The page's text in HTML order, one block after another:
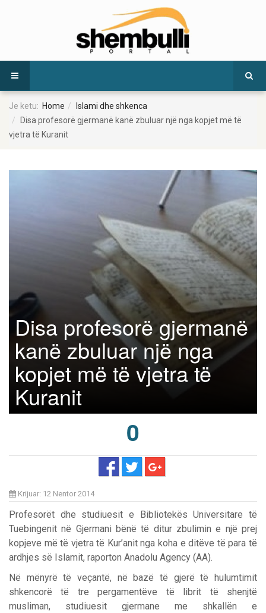
Je ketu: Home
Islami dhe shkenca
Disa profesorë gjermanë kanë zbuluar një nga kopjet më të
vjetra të Kuranit
Disa profesorë gjermanë
kanë zbuluar një nga
kopjet më të vjetra të
Kuranit
0
Krijuar: 12 Nentor 2014
Profesorët dhe studiuesit e Bibliotekës Universitare të
Tuebingenit në Gjermani bënë të ditur zbulimin e një prej
kopjeve më të vjetra të Kur’anit nga koha e ditëve të para të
ardhjes së Islamit, raporton Anadolu Agency (AA).
Në mënyrë të veçantë, në bazë të gjerë të hulumtimit
shkencorë të tre pergamentëve të librit të shenjtë
musliman, studiuesit gjermane me shkallën e